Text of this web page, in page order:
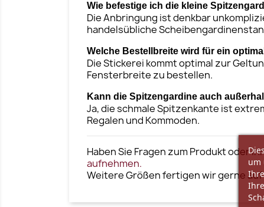
Wie befestige ich die kleine
Die Anbringung ist denkbar
handelsübliche
Welche Bestellbreite wird für ein
Die Stickerei kommt optimal zur
Fensterbreite zu bestellen.
Kann die Spitzengardine auch
Ja, die schmale Spitzenkante ist
Regalen und Kommoden.
Haben Sie Fragen zum Produkt oder
aufnehmen.
Weitere Größen fertigen wir gerne
um